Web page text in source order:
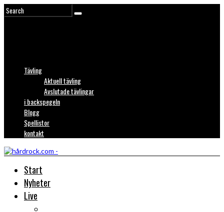
Tävling
Aktuell tävling
Avslutade tävlingar
i backspegeln
Blogg
Spellistor
kontakt
Start
Nyheter
Live